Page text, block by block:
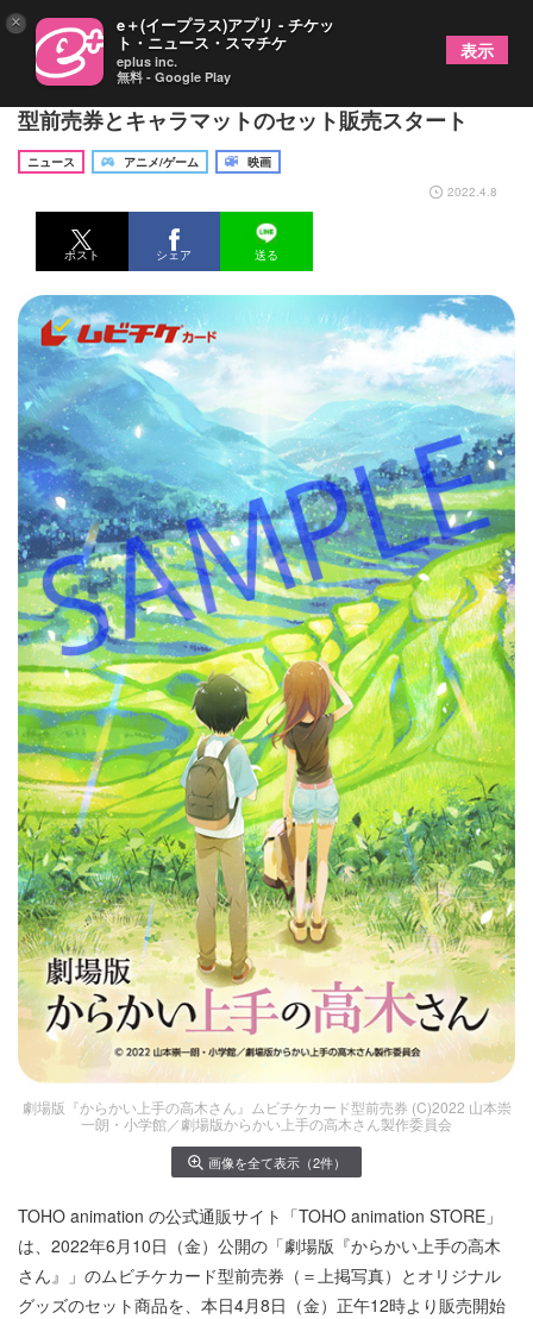
劇場版『からかい上手の高木さん』ムビチケカード
型前売券とキャラマットのセット販売スタート
ニュース アニメ/ゲーム
映画
2022.4.8
ポスト シェア 送る
劇場版『からかい上手の高木さん』ムビチケカード型前売券 (C)2022 山本崇
一朗・小学館／劇場版からかい上手の高木さん製作委員会
画像を全て表示（2件）
TOHO animation の公式通販サイト「TOHO animation STORE」
は、2022年6月10日（金）公開の「劇場版『からかい上手の高木
さん』」のムビチケカード型前売券（＝上掲写真）とオリジナル
グッズのセット商品を、本日4月8日（金）正午12時より販売開始
× e＋(イープラス)アプリ - チケッ
ト・ニュース・スマチケ
eplus inc.
無料 - Google Play
表示